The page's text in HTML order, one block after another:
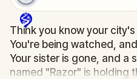
Think you know your
You're being watched,
Your sister is gone, and a
named "Razor" is holding